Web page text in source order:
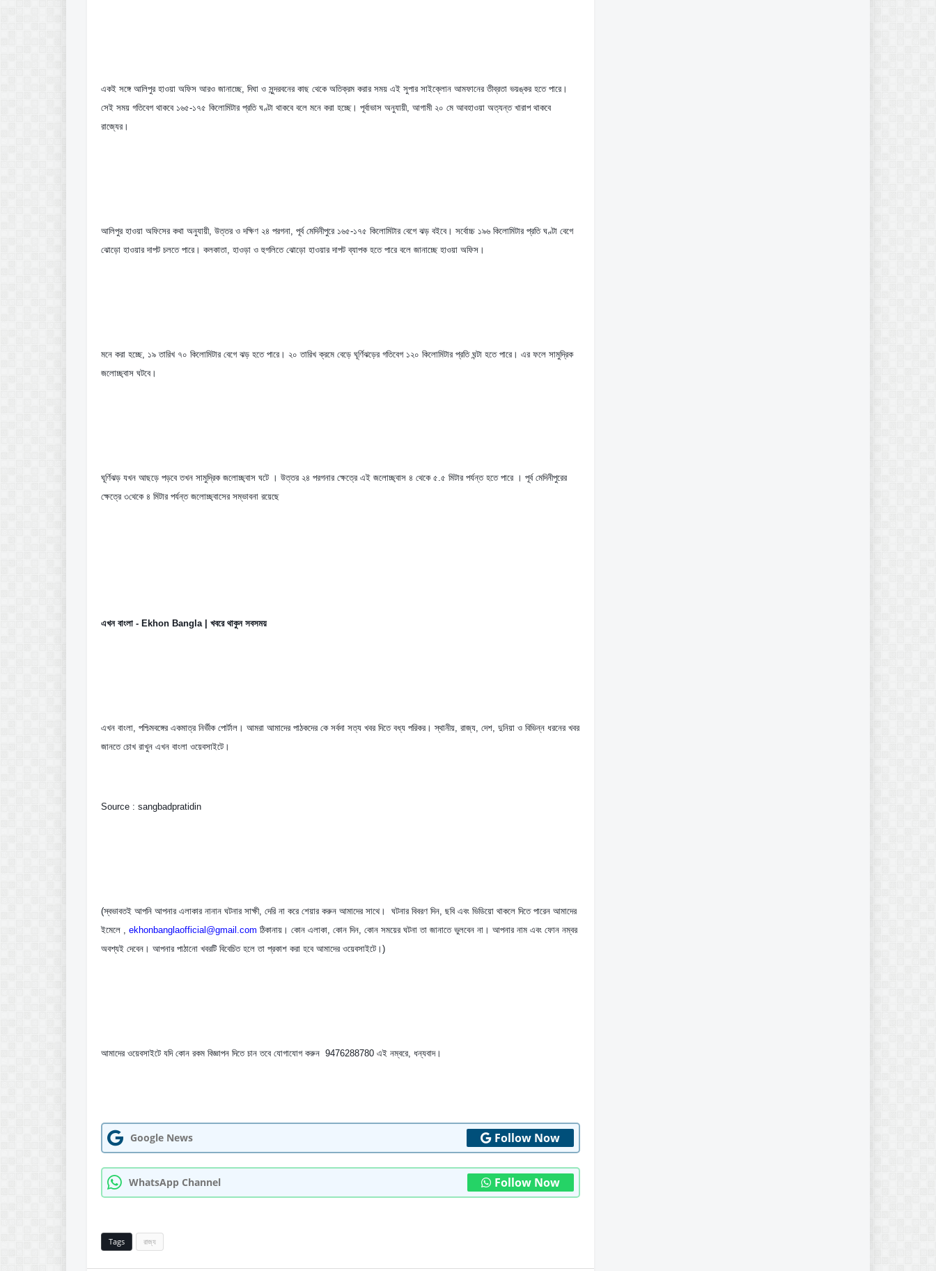
একই সঙ্গে আলিপুর হাওয়া অফিস আরও জানাচ্ছে, দিঘা ও সুন্দরবনের কাছ থেকে অতিক্রম করার সময় এই সুপার সাইক্লোন আমফানের তীব্রতা ভয়ঙ্কর হতে পারে।
সেই সময় গতিবেগ থাকবে ১৬৫-১৭৫ কিলোমিটার প্রতি ঘণ্টা থাকবে বলে মনে করা হচ্ছে। পূর্বাভাস অনুযায়ী, আগামী ২০ মে আবহাওয়া অত্যন্ত খারাপ থাকবে
রাজ্যের।
আলিপুর হাওয়া অফিসের কথা অনুযায়ী, উত্তর ও দক্ষিণ ২৪ পরগনা, পূর্ব মেদিনীপুরে ১৬৫-১৭৫ কিলোমিটার বেগে ঝড় বইবে। সর্বোচ্চ ১৯৬ কিলোমিটার প্রতি ঘণ্টা বেগে
ঝোড়ো হাওয়ার দাপট চলতে পারে। কলকাতা, হাওড়া ও হুগলিতে ঝোড়ো হাওয়ার দাপট ব্যাপক হতে পারে বলে জানাচ্ছে হাওয়া অফিস।
মনে করা হচ্ছে, ১৯ তারিখ ৭০ কিলোমিটার বেগে ঝড় হতে পারে। ২০ তারিখ ক্রমে বেড়ে ঘূর্ণিঝড়ের গতিবেগ ১২০ কিলোমিটার প্রতি ঘন্টা হতে পারে। এর ফলে সামুদ্রিক
জলোচ্ছ্বাস ঘটবে।
ঘূর্ণিঝড় যখন আছড়ে পড়বে তখন সামুদ্রিক জলোচ্ছ্বাস ঘটে । উত্তর ২৪ পরগনার ক্ষেত্রে এই জলোচ্ছ্বাস ৪ থেকে ৫.৫ মিটার পর্যন্ত হতে পারে । পূর্ব মেদিনীপুরের
ক্ষেত্রে ৩থেকে ৪ মিটার পর্যন্ত জলোচ্ছ্বাসের সম্ভাবনা রয়েছে
এখন বাংলা - Ekhon Bangla | খবরে থাকুন সবসময়
এখন বাংলা, পশ্চিমবঙ্গের একমাত্র নির্ভীক পোর্টাল। আমরা আমাদের পাঠকদের কে সর্বদা সত্য খবর দিতে বধ্য পরিকর। স্থানীয়, রাজ্য, দেশ, দুনিয়া ও বিভিন্ন ধরনের খবর
জানতে চোখ রাখুন এখন বাংলা ওয়েবসাইটে।
Source : sangbadpratidin
(স্বভাবতই আপনি আপনার এলাকার নানান ঘটনার সাক্ষী, দেরি না করে শেয়ার করুন আমাদের সাথে।  ঘটনার বিবরণ দিন, ছবি এবং ভিডিয়ো থাকলে দিতে পারেন আমাদের
ইমেলে , ekhonbanglaofficial@gmail.com ঠিকানায়। কোন এলাকা, কোন দিন, কোন সময়ের ঘটনা তা জানাতে ভুলবেন না। আপনার নাম এবং ফোন নম্বর
অবশ্যই দেবেন। আপনার পাঠানো খবরটি বিবেচিত হলে তা প্রকাশ করা হবে আমাদের ওয়েবসাইটে।)
আমাদের ওয়েবসাইটে যদি কোন রকম বিজ্ঞাপন দিতে চান তবে যোগাযোগ করুন  9476288780 এই নম্বরে, ধন্যবাদ।
Google News Follow Now
WhatsApp Channel Follow Now
Tags রাজ্য